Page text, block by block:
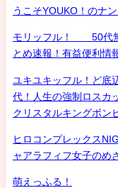
うこそYOUKO！のナ
モリッフル！ 50代無
とめ速報！有益便利
ユキユキッフル！ど底
代！人生の強制ロスカ
クリスタルキングボン
ヒロコンプレックス
ャアラフィフ女子のめ
萌えっふる！